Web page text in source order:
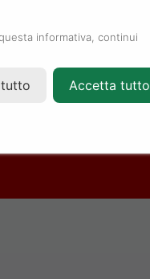
informativa, continui
Accetta tutto